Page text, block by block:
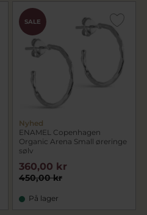
SALE
Nyhed
ENAMEL Copenhagen
Organic Arena Small øreringe
sølv
450,00 kr
360,00 kr
På lager